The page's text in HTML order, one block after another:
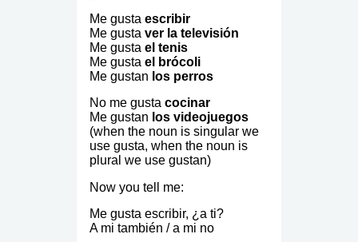
Me gusta escribir
Me gusta ver la televisión
Me gusta el tenis
Me gusta el brócoli
Me gustan los perros
No me gusta cocinar
Me gustan los videojuegos
(when the noun is singular we
use gusta, when the noun is
plural we use gustan)
Now you tell me:
Me gusta escribir, ¿a ti?
A mi también / a mi no